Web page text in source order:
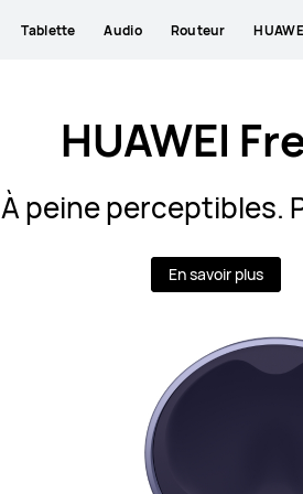
Tablette Audio Routeur
HUAWEI
À peine perceptibles.
En savoir plus